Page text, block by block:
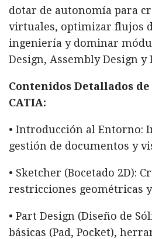
dotar de autonomía para
virtuales, optimizar flujos
ingeniería y dominar
Design, Assembly Design y
Contenidos Detallados
CATIA:
• Introducción al Entorno:
gestión de documentos y
• Sketcher (Bocetado 2D):
restricciones geométricas
• Part Design (Diseño de
básicas (Pad, Pocket),